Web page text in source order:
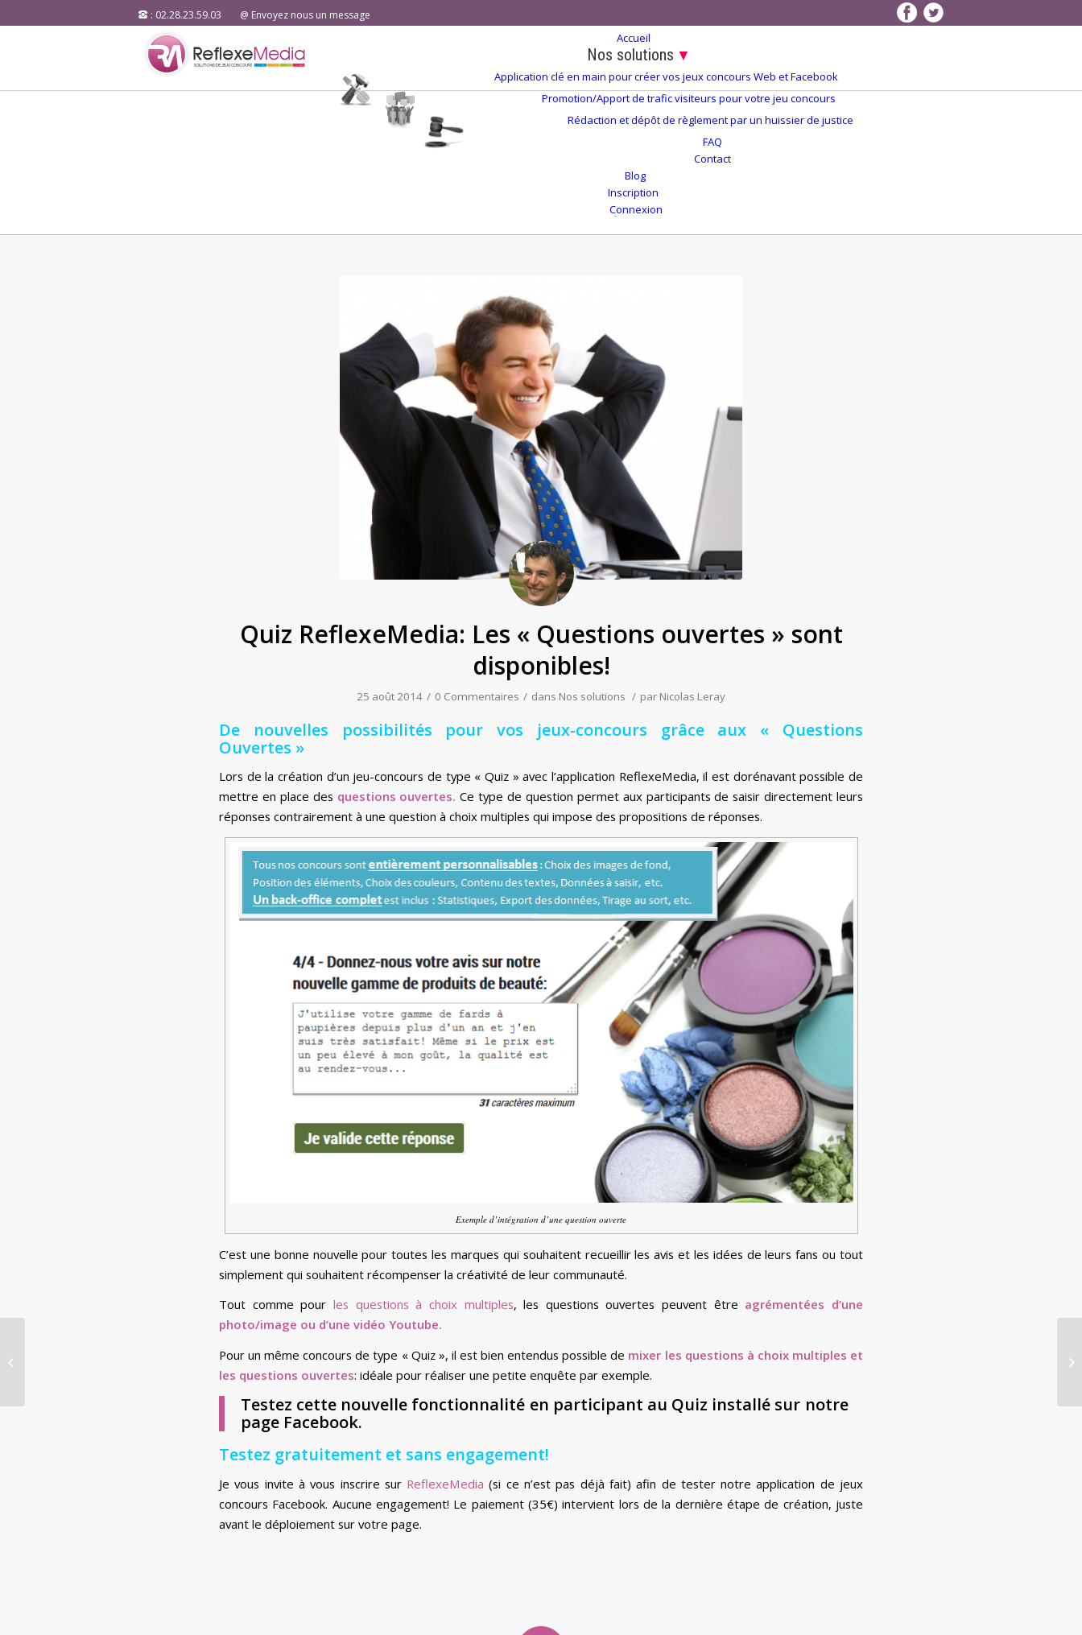
: 02.28.23.59.03 @ Envoyez nous un message
Accueil
Nos solutions ▼
Application clé en main pour créer vos jeux concours Web et Facebook
Promotion/Apport de trafic visiteurs pour votre jeu concours
Rédaction et dépôt de règlement par un huissier de justice
FAQ
Contact
Blog
Inscription
Connexion
Quiz ReflexeMedia: Les « Questions ouvertes » sont
disponibles!
25 août 2014 / 0 Commentaires / dans Nos solutions / par Nicolas Leray
De nouvelles possibilités pour vos jeux-concours grâce aux « Questions
Ouvertes »
Lors de la création d’un jeu-concours de type « Quiz » avec l’application ReflexeMedia, il est dorénavant possible de
mettre en place des questions ouvertes.Ce type de question permet aux participants de saisir directement leurs
réponses contrairement à une question à choix multiples qui impose des propositions de réponses.
Exemple d’intégration d’une question ouverte
C’est une bonne nouvelle pour toutes les marques qui souhaitent recueillir les avis et les idées de leurs fans ou tout
simplement qui souhaitent récompenser la créativité de leur communauté.
Tout comme pour les questions à choix multiples, les questions ouvertes peuvent être agrémentées d’une
photo/image ou d’une vidéo Youtube.
Pour un même concours de type « Quiz », il est bien entendus possible de mixer les questions à choix multiples et
les questions ouvertes: idéale pour réaliser une petite enquête par exemple.
Testez cette nouvelle fonctionnalité en participant au Quiz installé sur notre
page Facebook.
Testez gratuitement et sans engagement!
Je vous invite à vous inscrire sur ReflexeMedia (si ce n’est pas déjà fait) afin de tester notre application de jeux
concours Facebook. Aucune engagement! Le paiement (35€) intervient lors de la dernière étape de création, juste
avant le déploiement sur votre page.